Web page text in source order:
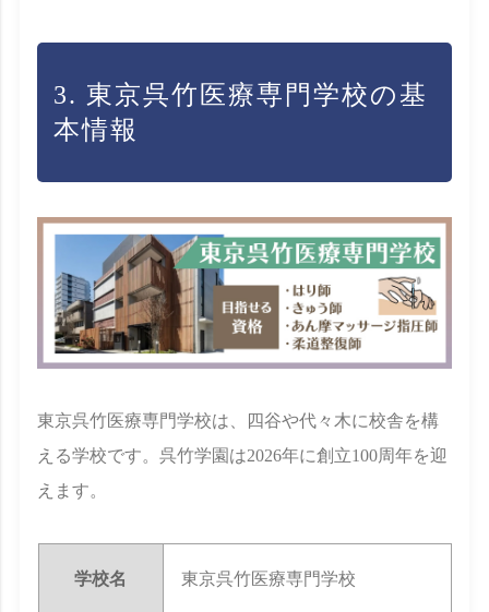
3. 東京呉竹医療専門学校の基
本情報
東京呉竹医療専門学校は、四谷や代々木に校舎を構
える学校です。呉竹学園は2026年に創立100周年を迎
えます。
学校名 東京呉竹医療専門学校